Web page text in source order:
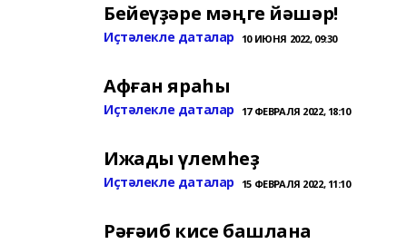
Бейеүҙәре мәңге йәшәр!
Иҫтәлекле даталар 10 ИЮНЯ 2022, 09:30
Афған яраһы
Иҫтәлекле даталар 17 ФЕВРАЛЯ 2022, 18:10
Ижады үлемһеҙ
Иҫтәлекле даталар 15 ФЕВРАЛЯ 2022, 11:10
Рәғәиб кисе башлана